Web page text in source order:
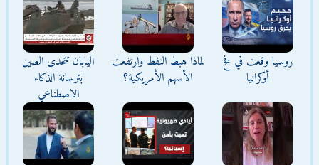
روسيا وقعت في فخ
أوكرانيا
لماذا هبط النفط وارتفعت
الأسهم الأمريكية؟
اليابان تتحدى الصين
بترسانة الذكاء
الاصطناعي